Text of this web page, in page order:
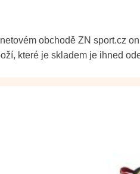
obchodě ZN sport.cz
které je skladem je ihned